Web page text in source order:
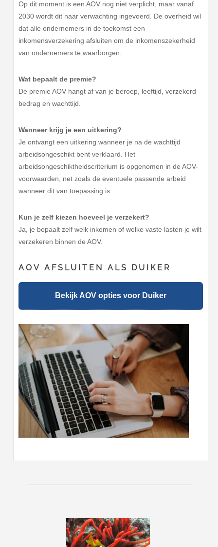
Op dit moment is een AOV nog niet verplicht, maar vanaf
2030 wordt dit naar verwachting ingevoerd. De overheid wil
dat alle ondernemers in de toekomst een
inkomensverzekering afsluiten om de inkomenszekerheid
van ondernemers te waarborgen.
Wat bepaalt de premie?
De premie AOV hangt af van je beroep, leeftijd, verzekerd
bedrag en wachttijd.
Wanneer krijg je een uitkering?
Je ontvangt een uitkering wanneer je na de wachttijd
arbeidsongeschikt bent verklaard. Het
arbeidsongeschiktheidscriterium is opgenomen in de AOV-
voorwaarden, net zoals de eventuele passende arbeid
wanneer dit van toepassing is.
Kun je zelf kiezen hoeveel je verzekert?
Ja, je bepaalt zelf welk inkomen of welke vaste lasten je wilt
verzekeren binnen de AOV.
AOV AFSLUITEN ALS DUIKER
Bekijk AOV opties voor Duiker